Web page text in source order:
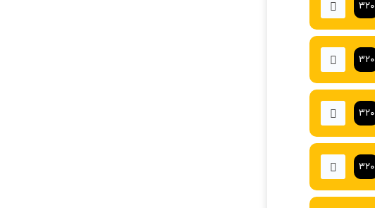
۳۲۰
۳۲۰
۳۲۰
۳۲۰